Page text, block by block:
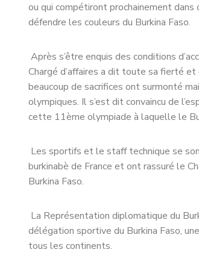
ou qui compétiront prochainement
défendre les couleurs du Burkina Faso.
Après s’être enquis des conditions
Chargé d’affaires a dit toute sa fierté
beaucoup de sacrifices ont surmonté
olympiques. Il s’est dit convaincu de
cette 11ème olympiade à laquelle le
Les sportifs et le staff technique se
burkinabè de France et ont rassuré le
Burkina Faso.
La Représentation diplomatique du
délégation sportive du Burkina Faso,
tous les continents.